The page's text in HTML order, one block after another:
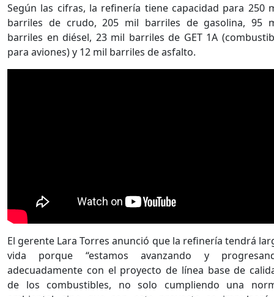
Según las cifras, la refinería tiene capacidad para 250
barriles de crudo, 205 mil barriles de gasolina, 95
barriles en diésel, 23 mil barriles de GET 1A
para aviones) y 12 mil barriles de asfalto.
El gerente Lara Torres anunció que la refinería tendrá
vida porque “estamos avanzando y
adecuadamente con el proyecto de línea base de
de los combustibles, no solo cumpliendo una